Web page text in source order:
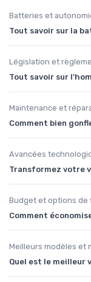
Batteries et
Tout savoir sur la
Législation et
Tout savoir sur
Maintenance et
Comment bien
Avancées
Transformez votre
Budget et options de
Comment
Meilleurs modèles et
Quel est le meilleur